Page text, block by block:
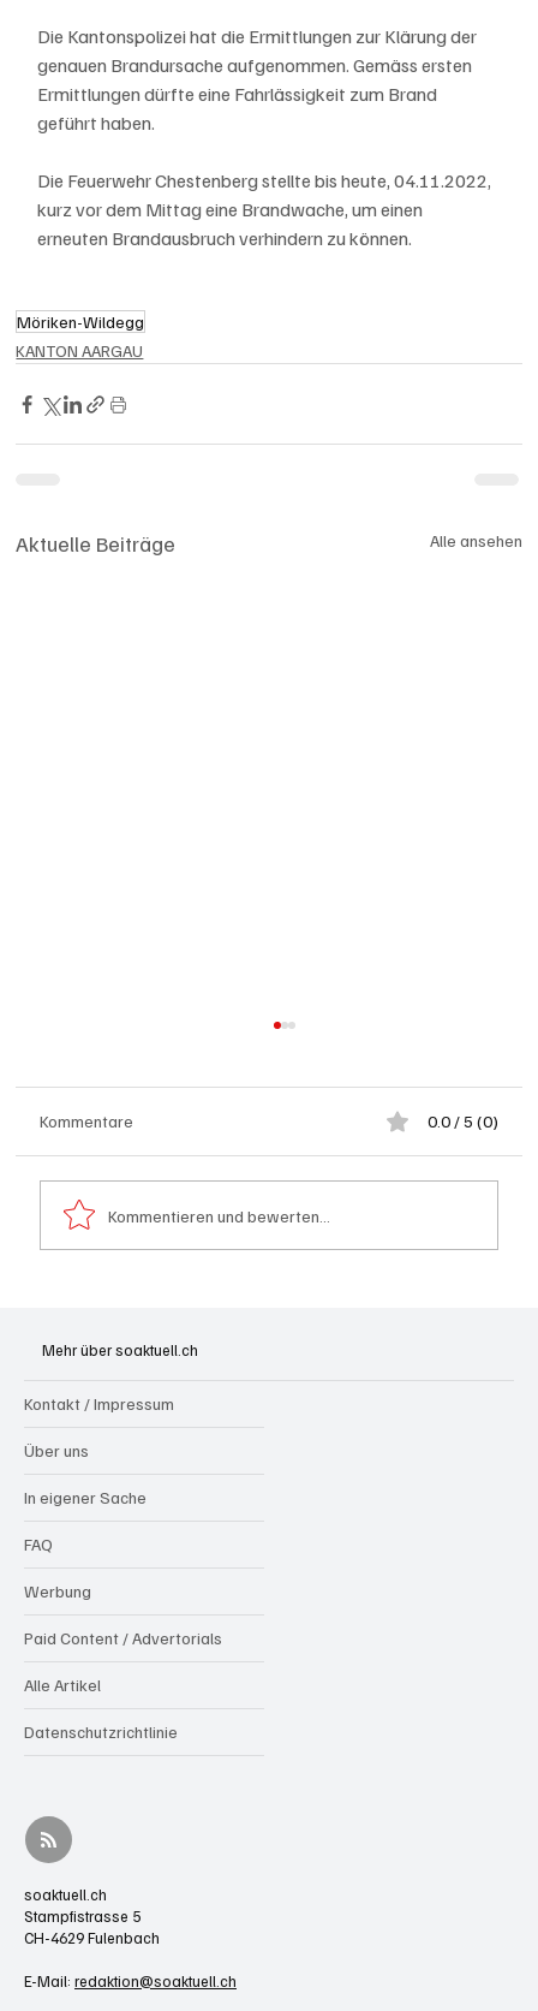
Die Kantonspolizei hat die Ermittlungen zur Klärung der
genauen Brandursache aufgenommen. Gemäss ersten
Ermittlungen dürfte eine Fahrlässigkeit zum Brand
geführt haben.
Die Feuerwehr Chestenberg stellte bis heute, 04.11.2022,
kurz vor dem Mittag eine Brandwache, um einen
erneuten Brandausbruch verhindern zu können.
Möriken-Wildegg
KANTON AARGAU
Aktuelle Beiträge Alle ansehen
gesucht)
Kommentare 0.0 / 5 (0)
Kommentieren und bewerten...
Mehr über soaktuell.ch
Kontakt / Impressum
Über uns
In eigener Sache
FAQ
Werbung
Paid Content / Advertorials
Alle Artikel
Datenschutzrichtlinie
soaktuell.ch
Stampfistrasse 5
CH-4629 Fulenbach
E-Mail: redaktion@soaktuell.ch